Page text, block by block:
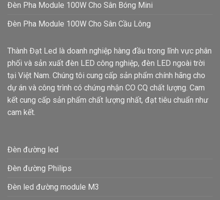
Đèn Pha Module 100W Cho Sân Bóng Mini
Đèn Pha Module 100W Cho Sân Cầu Lông
Thành Đạt Led là doanh nghiệp hàng đầu trong lĩnh vực phân
phối và sản xuất đèn LED công nghiệp, đèn LED ngoài trời
tại Việt Nam. Chúng tôi cung cấp sản phẩm chính hãng cho
dự án và công trình có chứng nhận CO CQ chất lượng. Cam
kết cung cấp sản phẩm chất lượng nhất, đạt tiêu chuẩn như
cam kết.
Đèn đường led
Đèn đường Philips
Đèn led đường module M3